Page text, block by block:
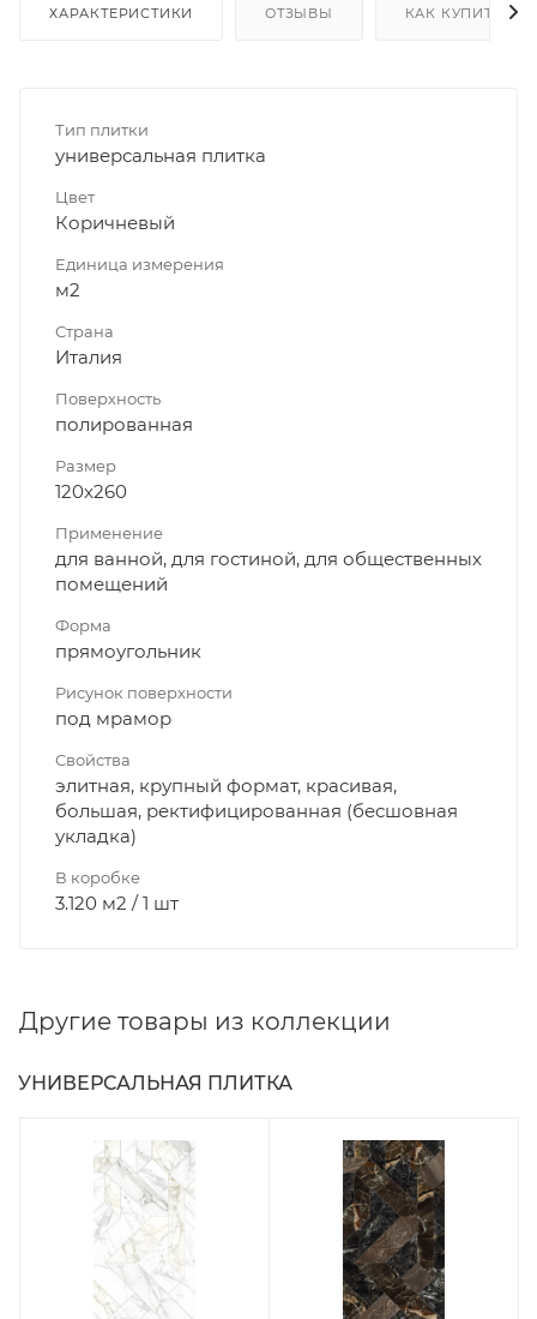
ХАРАКТЕРИСТИКИ ОТЗЫВЫ КАК КУПИТЬ
Тип плитки
универсальная плитка
Цвет
Коричневый
Единица измерения
м2
Страна
Италия
Поверхность
полированная
Размер
120x260
Применение
для ванной, для гостиной, для общественных
помещений
Форма
прямоугольник
Рисунок поверхности
под мрамор
Свойства
элитная, крупный формат, красивая,
большая, ректифицированная (бесшовная
укладка)
В коробке
3.120 м2 / 1 шт
Другие товары из коллекции
УНИВЕРСАЛЬНАЯ ПЛИТКА